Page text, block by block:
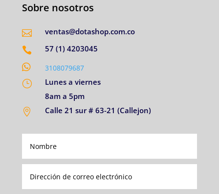
Sobre nosotros

ventas@dotashop.com.co

57 (1) 4203045
 3108079687
}
Lunes a viernes
8am a 5pm

Calle 21 sur # 63-21 (Callejon)